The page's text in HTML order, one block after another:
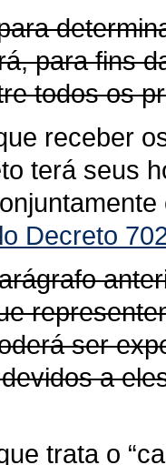
para fins
todos os
receber
terá seus
Decreto
ser
a
trata o